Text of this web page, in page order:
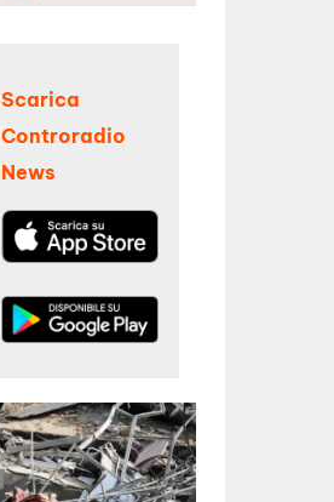
Scarica
Controradio
News